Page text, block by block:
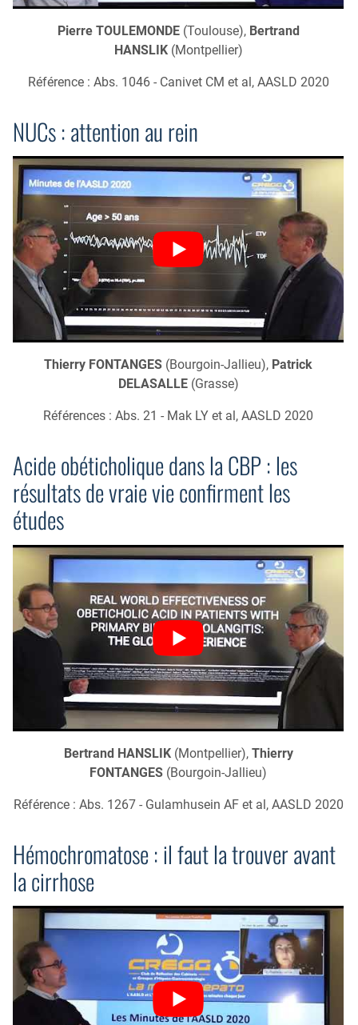
Pierre TOULEMONDE(Toulouse), Bertrand
HANSLIK(Montpellier)
Référence : Abs. 1046 - Canivet CM et al, AASLD 2020
NUCs : attention au rein
Thierry FONTANGES (Bourgoin-Jallieu), Patrick
DELASALLE(Grasse)
Références : Abs. 21 - Mak LY et al, AASLD 2020
Acide obéticholique dans la CBP : les
résultats de vraie vie confirment les
études
Bertrand HANSLIK(Montpellier), Thierry
FONTANGES (Bourgoin-Jallieu)
Référence : Abs. 1267 - Gulamhusein AF et al, AASLD 2020
Hémochromatose : il faut la trouver avant
la cirrhose